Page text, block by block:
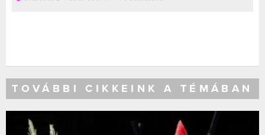
TOVÁBBI CIKKEINK A TÉMÁBAN